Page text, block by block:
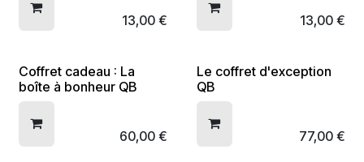
13,00 € 13,00 €
Coffret cadeau : La
boîte à bonheur QB
60,00 €
Le coffret d'exception
QB
77,00 €